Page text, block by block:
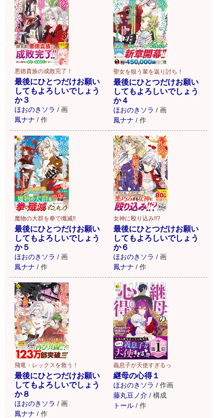
悪徳貴族の成敗完了！
最後にひとつだけお願い
してもよろしいでしょう
か３
ほおのきソラ / 画
鳳ナナ / 作
聖女を狙う輩を返り討ち！
最後にひとつだけお願い
してもよろしいでしょう
か４
ほおのきソラ / 画
鳳ナナ / 作
魔物の大群を拳で殲滅!!
最後にひとつだけお願い
してもよろしいでしょう
か５
ほおのきソラ / 画
鳳ナナ / 作
女神に殴り込み!!?
最後にひとつだけお願い
してもよろしいでしょう
か６
ほおのきソラ / 画
鳳ナナ / 作
飛竜・レックスを救う！
最後にひとつだけお願い
してもよろしいでしょう
か８
ほおのきソラ / 画
鳳ナナ / 作
義息子が天使すぎるっ
継母の心得１
ほおのきソラ / 作画
藤丸豆ノ介 / 構成
トール / 作